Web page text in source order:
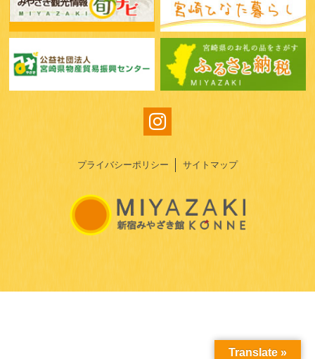
プライバシーポリシー サイトマップ
Translate »